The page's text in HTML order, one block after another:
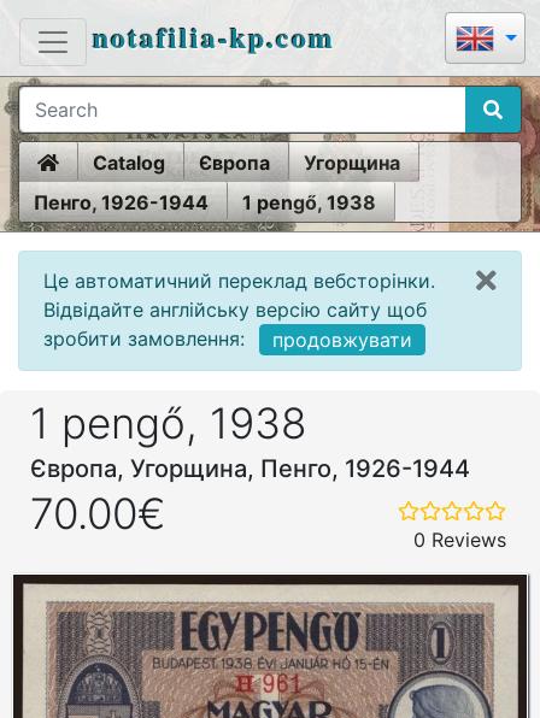
notafilia-kp.com
HomeCatalog Європа
Угорщина
Пенго, 1926-1944
1 pengő, 1938
Це автоматичний переклад вебсторінки.
Відвідайте англійську версію сайту щоб
зробити замовлення:
продовжувати
1 pengő, 1938
Європа, Угорщина, Пенго, 1926-1944
70.00€
0 Reviews